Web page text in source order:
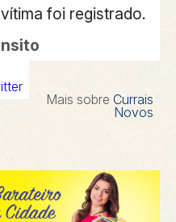
foi registrado.
Mais sobre Currais
Novos